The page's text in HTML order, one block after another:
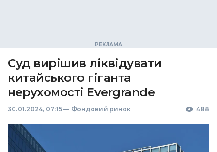
Суд вирішив ліквідувати
китайського гіганта
нерухомості Evergrande
30.01.2024, 07:15 — Фондовий ринок 488